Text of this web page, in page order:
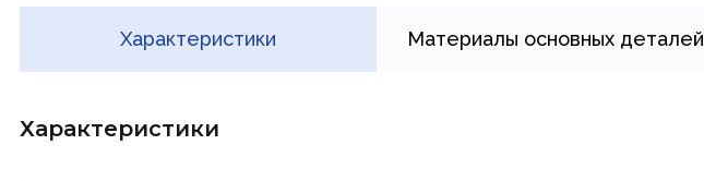
Характеристики Материалы основных деталей
Характеристики